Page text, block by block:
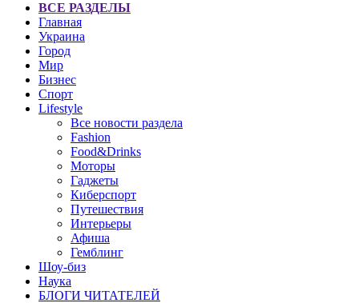
ВСЕ РАЗДЕЛЫ
Главная
Украина
Город
Мир
Бизнес
Спорт
Lifestyle
Все новости раздела
Fashion
Food&Drinks
Моторы
Гаджеты
Киберспорт
Путешествия
Интерьеры
Афиша
Гемблинг
Шоу-биз
Наука
БЛОГИ ЧИТАТЕЛЕЙ